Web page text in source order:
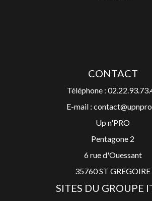
CONTACT
Téléphone :
E-mail :
Up n'PRO
Pentagone 2
6 rue d'Ouessant
35760 ST GREGOIRE
SITES DU GROUPE